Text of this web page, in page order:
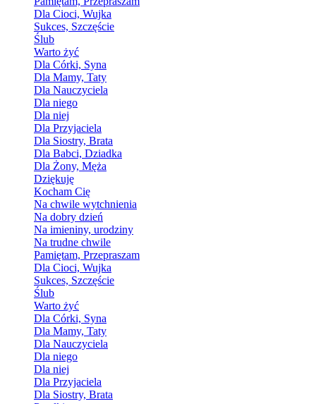
Dla Cioci, Wujka
Sukces, Szczęście
Ślub
Warto żyć
Dla Córki, Syna
Dla Mamy, Taty
Dla Nauczyciela
Dla niego
Dla niej
Dla Przyjaciela
Dla Siostry, Brata
Dla Babci, Dziadka
Dla Żony, Męża
Dziękuję
Kocham Cię
Na chwile wytchnienia
Na dobry dzień
Na imieniny, urodziny
Na trudne chwile
Pamiętam, Przepraszam
Dla Cioci, Wujka
Sukces, Szczęście
Ślub
Warto żyć
Dla Córki, Syna
Dla Mamy, Taty
Dla Nauczyciela
Dla niego
Dla niej
Dla Przyjaciela
Dla Siostry, Brata